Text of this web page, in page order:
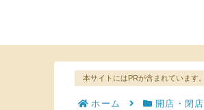
本サイトにはPRが含まれています。
ホーム 開店・閉店